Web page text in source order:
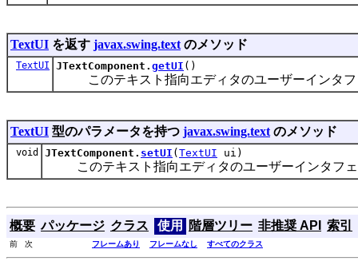
TextUI を返す javax.swing.text のメソッド
TextUI JTextComponent. getUI ()
このテキスト指向エディタのユーザーインタフ
TextUI 型のパラメータを持つ javax.swing.text のメソッド
void JTextComponent. setUI ( TextUI ui)
このテキスト指向エディタのユーザーインタフェ
概要 パッケージ クラス 使用 階層ツリー 非推奨 API 索引
前 次 フレームあり フレームなし すべてのクラス